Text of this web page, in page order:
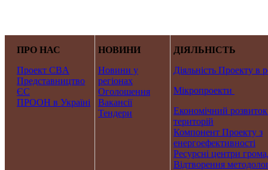
ПРО НАС
Проект CBA
Представництво
ЄС
ПРООН в Україні
НОВИНИ
Новини у
регіонах
Оголошення
Вакансії
Тендери
ДІЯЛЬНІСТЬ
Діяльність Проекту в
Мікропроекти
Економічний розвиток
територій
Компонент Проекту з
енергоефективності
Ресурсні центри
Відтворення